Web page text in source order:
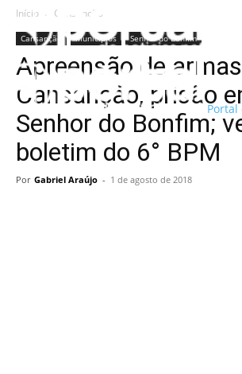
Portal
Início Cansanção
Cansanção Municípios Senhor do Bonfim
Apreensão de
Cansanção, prisão
Senhor do Bonfim;
boletim do 6° BPM
Por Gabriel Araújo - 1 de agosto de 2018